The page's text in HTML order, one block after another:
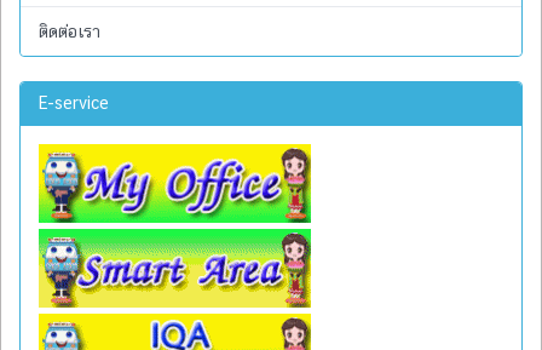
ติดต่อเรา
E-service